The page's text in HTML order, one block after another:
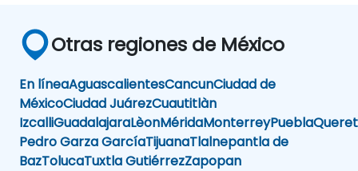
Otras regiones de México
En líneaAguascalientesCancunCiudad de
MéxicoCiudad JuárezCuautitlàn
IzcalliGuadalajaraLèonMéridaMonterreyPuebla
Pedro Garza GarcíaTijuanaTlalnepantla de
BazTolucaTuxtla GutiérrezZapopan